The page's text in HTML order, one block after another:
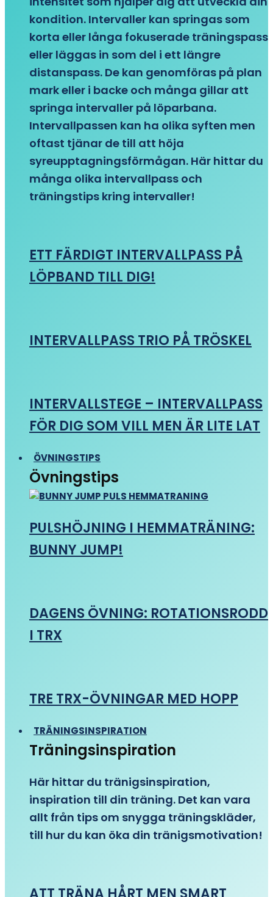
kondition. Intervaller kan springas som
korta eller långa fokuserade träningspass
eller läggas in som del i ett längre
distanspass. De kan genomföras på plan
mark eller i backe och många gillar att
springa intervaller på löparbana.
Intervallpassen kan ha olika syften men
oftast tjänar de till att höja
syreupptagningsförmågan. Här hittar du
många olika intervallpass och
träningstips kring intervaller!
ETT FÄRDIGT INTERVALLPASS PÅ
LÖPBAND TILL DIG!
INTERVALLPASS TRIO PÅ TRÖSKEL
INTERVALLSTEGE – INTERVALLPASS
FÖR DIG SOM VILL MEN ÄR LITE LAT
ÖVNINGSTIPS
Övningstips
PULSHÖJNING I HEMMATRÄNING:
BUNNY JUMP!
DAGENS ÖVNING: ROTATIONSRODD
I TRX
TRE TRX-ÖVNINGAR MED HOPP
TRÄNINGSINSPIRATION
Träningsinspiration
Här hittar du tränigsinspiration,
inspiration till din träning. Det kan vara
allt från tips om snygga träningskläder,
till hur du kan öka din tränigsmotivation!